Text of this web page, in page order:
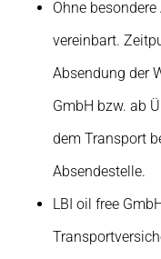
Ohne
vereinbart.
Absendung der
GmbH bzw. ab
dem Transport
Absendestelle.
LBI oil free